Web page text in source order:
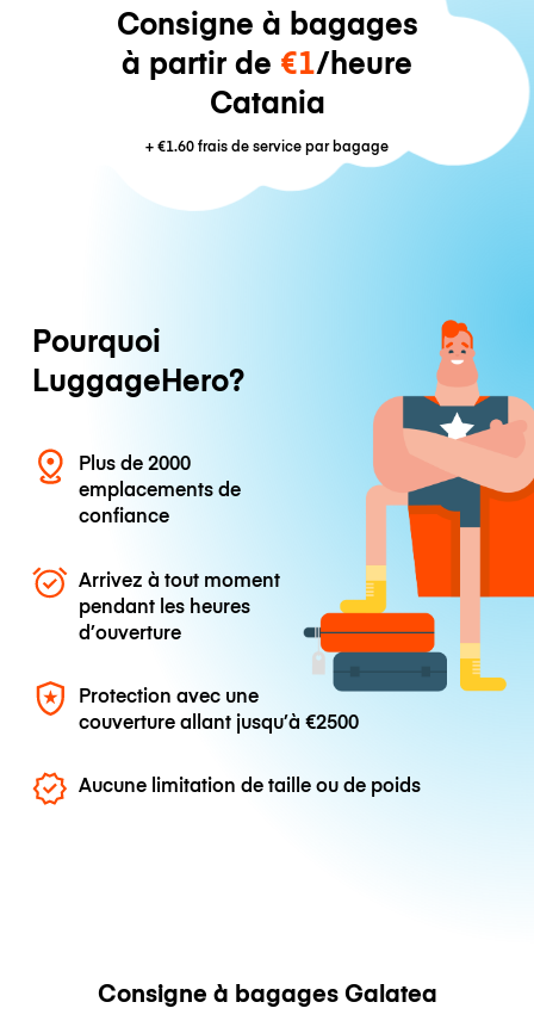
Consigne à bagages
à partir de €1/heure
Catania
+€1.60frais de service par bagage
Pourquoi
LuggageHero?
Plus de 2000
emplacements de
confiance
Arrivez à tout moment
pendant les heures
d’ouverture
Protection avec une
couverture allant jusqu’à€2500
Aucune limitation de taille ou de poids
Consigne à bagages Galatea